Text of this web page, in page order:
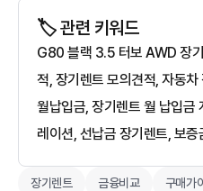
🏷️ 관련 키워드
G80 블랙 3.5 터보 AWD 장
적, 장기렌트 모의견적, 자동
월납입금, 장기렌트 월 납입금
레이션, 선납금 장기렌트, 보증
장기렌트 금융비교 구매가